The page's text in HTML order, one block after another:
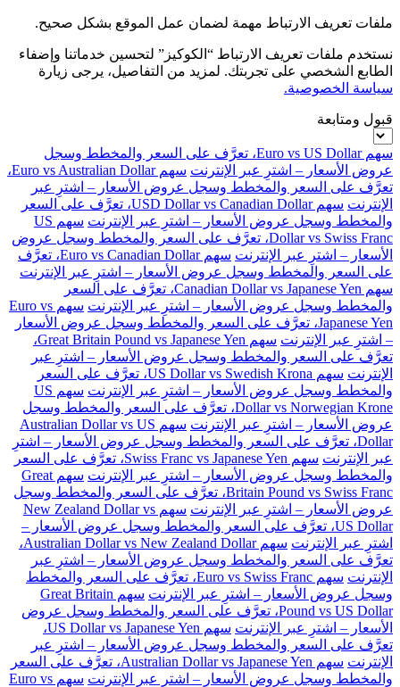
ملفات تعريف الارتباط مهمة لضمان عمل الموقع بشكل صحيح.
نستخدم ملفات تعريف الارتباط “الكوكيز” لتحسين خدماتنا وإضفاء
الطابع الشخصي على تجربتك. لمزيد من التفاصيل، يرجى زيارة
سياسة الخصوصية.
قبول ومتابعة
سهم Euro vs US Dollar، تعرَّف على السعر والمخطط وسجل
عروض الأسعار – اشترِ عبر الإنترنت
سهم Euro vs Australian Dollar،
تعرَّف على السعر والمخطط وسجل عروض الأسعار – اشترِ عبر
الإنترنت
سهم USD Dollar vs Canadian Dollar، تعرَّف على السعر
والمخطط وسجل عروض الأسعار – اشترِ عبر الإنترنت
سهم US
Dollar vs Swiss Franc، تعرَّف على السعر والمخطط وسجل عروض
الأسعار – اشترِ عبر الإنترنت
سهم Euro vs Canadian Dollar، تعرَّف
على السعر والمخطط وسجل عروض الأسعار – اشترِ عبر الإنترنت
سهم Canadian Dollar vs Japanese Yen، تعرَّف على السعر
والمخطط وسجل عروض الأسعار – اشترِ عبر الإنترنت
سهم Euro vs
Japanese Yen، تعرَّف على السعر والمخطط وسجل عروض الأسعار
– اشترِ عبر الإنترنت
سهم Great Britain Pound vs Japanese Yen،
تعرَّف على السعر والمخطط وسجل عروض الأسعار – اشترِ عبر
الإنترنت
سهم US Dollar vs Swedish Krona، تعرَّف على السعر
والمخطط وسجل عروض الأسعار – اشترِ عبر الإنترنت
سهم US
Dollar vs Norwegian Krone، تعرَّف على السعر والمخطط وسجل
عروض الأسعار – اشترِ عبر الإنترنت
سهم Australian Dollar vs US
Dollar، تعرَّف على السعر والمخطط وسجل عروض الأسعار – اشترِ
عبر الإنترنت
سهم Swiss Franc vs Japanese Yen، تعرَّف على السعر
والمخطط وسجل عروض الأسعار – اشترِ عبر الإنترنت
سهم Great
Britain Pound vs Swiss Franc، تعرَّف على السعر والمخطط وسجل
عروض الأسعار – اشترِ عبر الإنترنت
سهم New Zealand Dollar vs
US Dollar، تعرَّف على السعر والمخطط وسجل عروض الأسعار –
اشترِ عبر الإنترنت
سهم Australian Dollar vs New Zealand Dollar،
تعرَّف على السعر والمخطط وسجل عروض الأسعار – اشترِ عبر
الإنترنت
سهم Euro vs Swiss Franc، تعرَّف على السعر والمخطط
وسجل عروض الأسعار – اشترِ عبر الإنترنت
سهم Great Britain
Pound vs US Dollar، تعرَّف على السعر والمخطط وسجل عروض
الأسعار – اشترِ عبر الإنترنت
سهم US Dollar vs Japanese Yen،
تعرَّف على السعر والمخطط وسجل عروض الأسعار – اشترِ عبر
الإنترنت
سهم Australian Dollar vs Japanese Yen، تعرَّف على السعر
والمخطط وسجل عروض الأسعار – اشترِ عبر الإنترنت
سهم Euro vs